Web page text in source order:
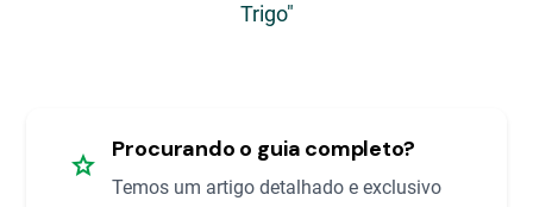
Trigo"
star Procurando o guia completo?
Temos um artigo detalhado e exclusivo